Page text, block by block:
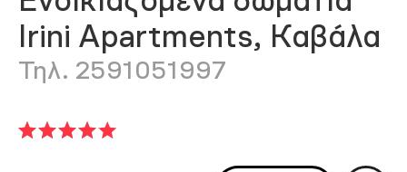
Irini Apartments, Καβάλα
Τηλ. 2591051997